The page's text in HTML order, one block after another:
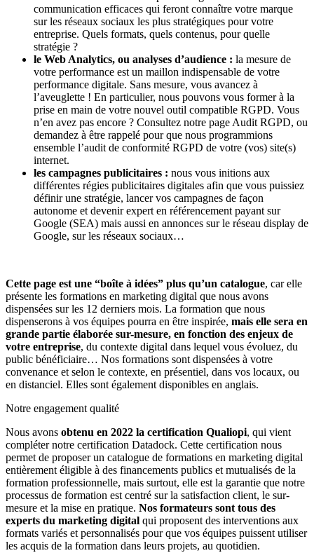
communication efficaces qui feront connaître votre marque
sur les réseaux sociaux les plus stratégiques pour votre
entreprise. Quels formats, quels contenus, pour quelle
stratégie ?
le Web Analytics, ou analyses d’audience : la mesure de
votre performance est un maillon indispensable de votre
performance digitale. Sans mesure, vous avancez à
l’aveuglette ! En particulier, nous pouvons vous former à la
prise en main de votre nouvel outil compatible RGPD. Vous
n’en avez pas encore ? Consultez notre page Audit RGPD, ou
demandez à être rappelé pour que nous programmions
ensemble l’audit de conformité RGPD de votre (vos) site(s)
internet.
les campagnes publicitaires : nous vous initions aux
différentes régies publicitaires digitales afin que vous puissiez
définir une stratégie, lancer vos campagnes de façon
autonome et devenir expert en référencement payant sur
Google (SEA) mais aussi en annonces sur le réseau display de
Google, sur les réseaux sociaux…
Cette page est une “boîte à idées” plus qu’un catalogue, car elle
présente les formations en marketing digital que nous avons
dispensées sur les 12 derniers mois. La formation que nous
dispenserons à vos équipes pourra en être inspirée, mais elle sera en
grande partie élaborée sur-mesure, en fonction des enjeux de
votre entreprise, du contexte digital dans lequel vous évoluez, du
public bénéficiaire… Nos formations sont dispensées à votre
convenance et selon le contexte, en présentiel, dans vos locaux, ou
en distanciel. Elles sont également disponibles en anglais.
Notre engagement qualité
Nous avons obtenu en 2022 la certification Qualiopi, qui vient
compléter notre certification Datadock. Cette certification nous
permet de proposer un catalogue de formations en marketing digital
entièrement éligible à des financements publics et mutualisés de la
formation professionnelle, mais surtout, elle est la garantie que notre
processus de formation est centré sur la satisfaction client, le sur-
mesure et la mise en pratique. Nos formateurs sont tous des
experts du marketing digital qui proposent des interventions aux
formats variés et personnalisés pour que vos équipes puissent utiliser
les acquis de la formation dans leurs projets, au quotidien.